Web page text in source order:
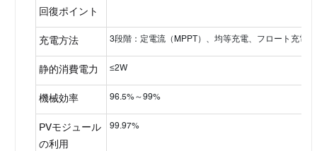
回復ポイント
充電方法 3段階：定電流（MPPT）、均等充電、フロート充電
静的消費電力 ≤2W
機械効率 96.5%～99%
PVモジュール
の利用
99.97%